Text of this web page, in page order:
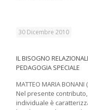
30 Dicembre 2010
IL BISOGNO
PEDAGOGIA SPECIALE
MATTEO MARIA
Nel presente
individuale è